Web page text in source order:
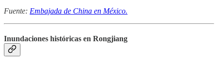
Fuente: Embajada de China en México.
Inundaciones históricas en Rongjiang